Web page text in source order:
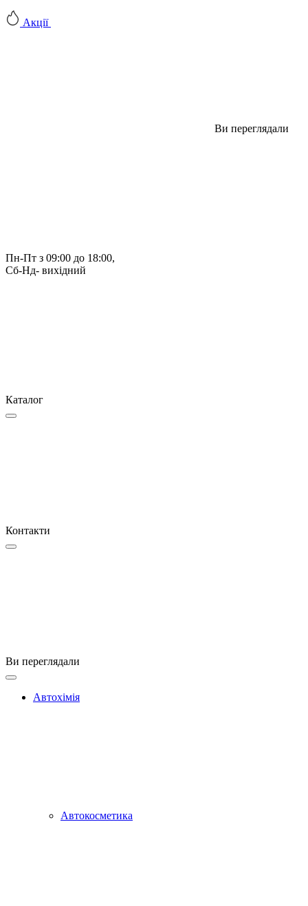
Акції
Ви переглядали
Пн-Пт з 09:00 до 18:00,
Сб-Нд- вихідний
Каталог
Контакти
Ви переглядали
Автохімія
Автокосметика